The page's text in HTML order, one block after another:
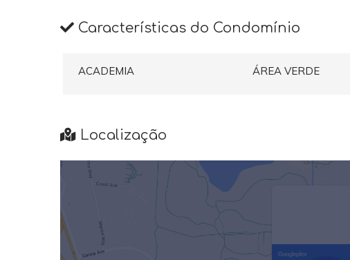
Características do Condomínio
ACADEMIA ÁREA VERDE
Localização